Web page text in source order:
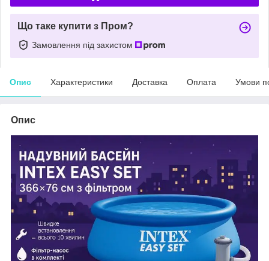
Що таке купити з Пром?
Замовлення під захистом
Опис Характеристики Доставка Оплата Умови
Опис